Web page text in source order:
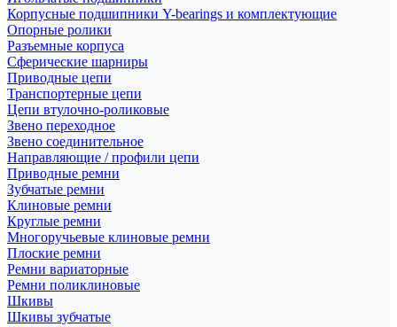
Корпусные подшипники Y-bearings и комплектующие
Опорные ролики
Разъемные корпуса
Сферические шарниры
Приводные цепи
Транспортерные цепи
Цепи втулочно-роликовые
Звено переходное
Звено соединительное
Направляющие / профили цепи
Приводные ремни
Зубчатые ремни
Клиновые ремни
Круглые ремни
Многоручьевые клиновые ремни
Плоские ремни
Ремни вариаторные
Ремни поликлиновые
Шкивы
Шкивы зубчатые